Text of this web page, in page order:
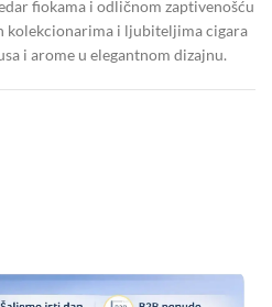
fiokama i odličnom zaptivenošću
kolekcionarima i ljubiteljima cigara
i arome u elegantnom dizajnu.